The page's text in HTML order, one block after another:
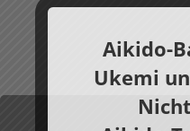
Aikido-
Ukemi